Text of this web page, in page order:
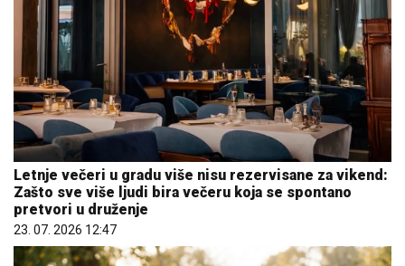
Letnje večeri u gradu više nisu rezervisane za vikend:
Zašto sve više ljudi bira večeru koja se spontano
pretvori u druženje
23. 07. 2026 12:47